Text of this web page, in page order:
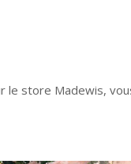
le store Madewis,